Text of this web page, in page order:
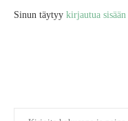
Sinun täytyy kirjautua sisään